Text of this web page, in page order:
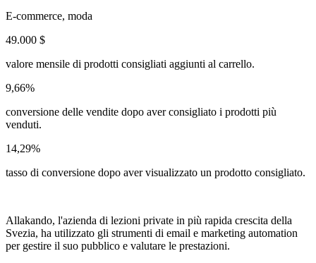
E-commerce, moda
49.000 $
valore mensile di prodotti consigliati aggiunti al carrello.
9,66%
conversione delle vendite dopo aver consigliato i prodotti più
venduti.
14,29%
tasso di conversione dopo aver visualizzato un prodotto consigliato.
Allakando, l'azienda di lezioni private in più rapida crescita della
Svezia, ha utilizzato gli strumenti di email e marketing automation
per gestire il suo pubblico e valutare le prestazioni.